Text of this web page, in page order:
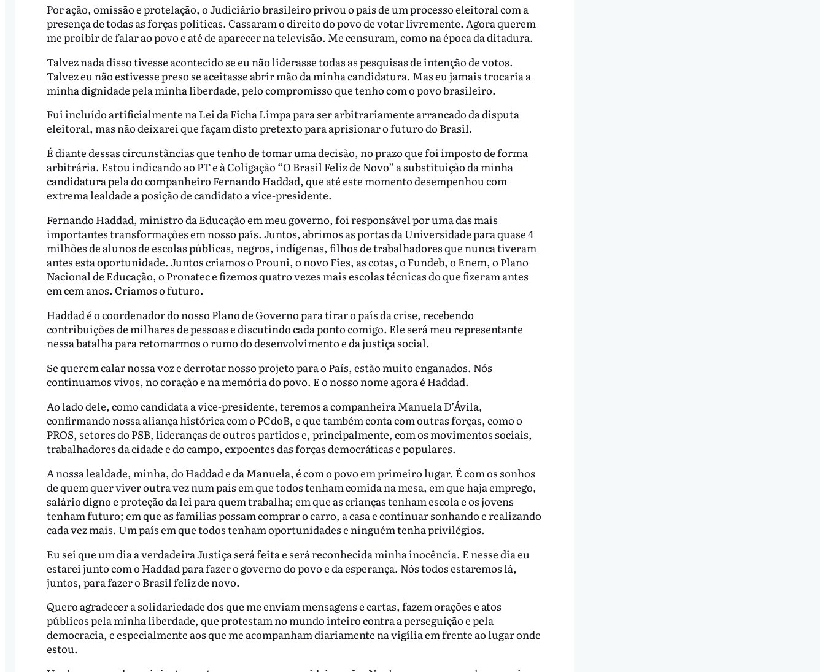
Por ação, omissão e protelação, o Judiciário brasileiro privou o país de um processo eleitoral com a
presença de todas as forças políticas. Cassaram o direito do povo de votar livremente. Agora querem
me proibir de falar ao povo e até de aparecer na televisão. Me censuram, como na época da ditadura.
Talvez nada disso tivesse acontecido se eu não liderasse todas as pesquisas de intenção de votos.
Talvez eu não estivesse preso se aceitasse abrir mão da minha candidatura. Mas eu jamais trocaria a
minha dignidade pela minha liberdade, pelo compromisso que tenho com o povo brasileiro.
Fui incluído artificialmente na Lei da Ficha Limpa para ser arbitrariamente arrancado da disputa
eleitoral, mas não deixarei que façam disto pretexto para aprisionar o futuro do Brasil.
É diante dessas circunstâncias que tenho de tomar uma decisão, no prazo que foi imposto de forma
arbitrária. Estou indicando ao PT e à Coligação “O Brasil Feliz de Novo” a substituição da minha
candidatura pela do companheiro Fernando Haddad, que até este momento desempenhou com
extrema lealdade a posição de candidato a vice-presidente.
Fernando Haddad, ministro da Educação em meu governo, foi responsável por uma das mais
importantes transformações em nosso país. Juntos, abrimos as portas da Universidade para quase 4
milhões de alunos de escolas públicas, negros, indígenas, filhos de trabalhadores que nunca tiveram
antes esta oportunidade. Juntos criamos o Prouni, o novo Fies, as cotas, o Fundeb, o Enem, o Plano
Nacional de Educação, o Pronatec e fizemos quatro vezes mais escolas técnicas do que fizeram antes
em cem anos. Criamos o futuro.
Haddad é o coordenador do nosso Plano de Governo para tirar o país da crise, recebendo
contribuições de milhares de pessoas e discutindo cada ponto comigo. Ele será meu representante
nessa batalha para retomarmos o rumo do desenvolvimento e da justiça social.
Se querem calar nossa voz e derrotar nosso projeto para o País, estão muito enganados. Nós
continuamos vivos, no coração e na memória do povo. E o nosso nome agora é Haddad.
Ao lado dele, como candidata a vice-presidente, teremos a companheira Manuela D’Ávila,
confirmando nossa aliança histórica com o PCdoB, e que também conta com outras forças, como o
PROS, setores do PSB, lideranças de outros partidos e, principalmente, com os movimentos sociais,
trabalhadores da cidade e do campo, expoentes das forças democráticas e populares.
A nossa lealdade, minha, do Haddad e da Manuela, é com o povo em primeiro lugar. É com os sonhos
de quem quer viver outra vez num país em que todos tenham comida na mesa, em que haja emprego,
salário digno e proteção da lei para quem trabalha; em que as crianças tenham escola e os jovens
tenham futuro; em que as famílias possam comprar o carro, a casa e continuar sonhando e realizando
cada vez mais. Um país em que todos tenham oportunidades e ninguém tenha privilégios.
Eu sei que um dia a verdadeira Justiça será feita e será reconhecida minha inocência. E nesse dia eu
estarei junto com o Haddad para fazer o governo do povo e da esperança. Nós todos estaremos lá,
juntos, para fazer o Brasil feliz de novo.
Quero agradecer a solidariedade dos que me enviam mensagens e cartas, fazem orações e atos
públicos pela minha liberdade, que protestam no mundo inteiro contra a perseguição e pela
democracia, e especialmente aos que me acompanham diariamente na vigília em frente ao lugar onde
estou.